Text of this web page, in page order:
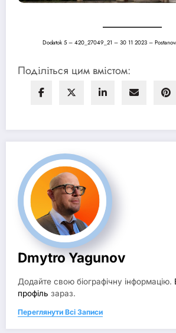
Dodatok 5 – 420_27049_21 – 30 11 2023 –
Поділіться цим вмістом:
Dmytro Yagunov
Додайте свою біографічну інформацію.
профіль зараз.
Переглянути Всі Записи